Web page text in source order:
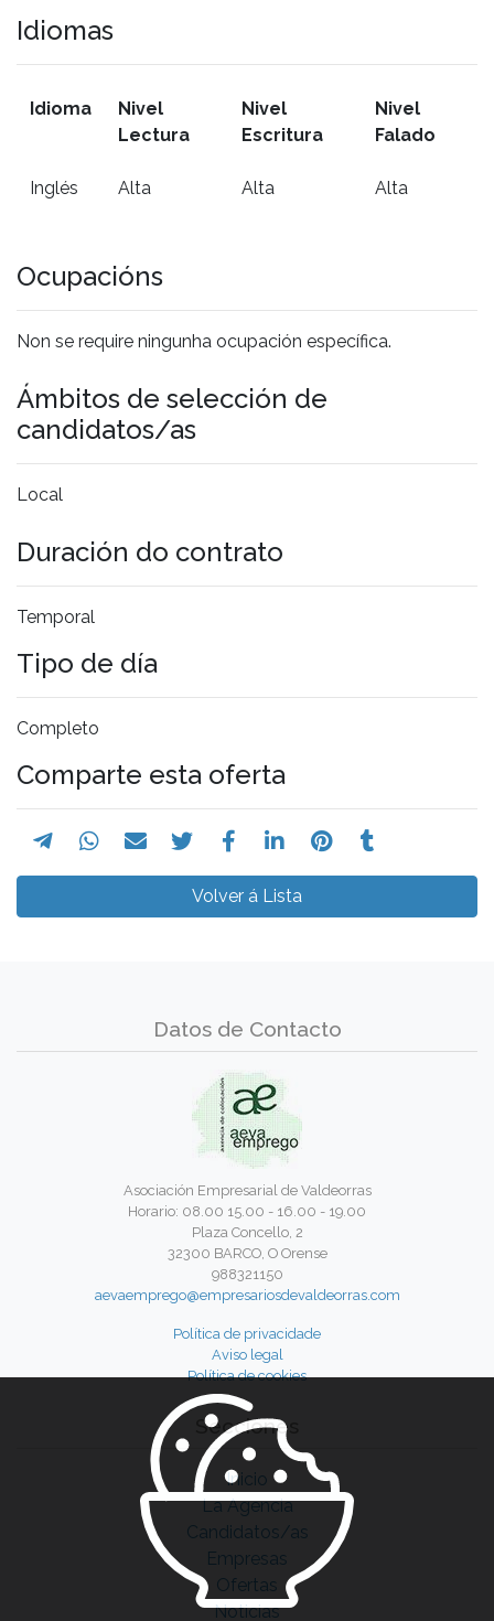
Idiomas
Idioma
Nivel
Lectura
Nivel
Escritura
Nivel
Falado
Inglés Alta Alta Alta
Ocupacións
Non se require ningunha ocupación específica.
Ámbitos de selección de
candidatos/as
Local
Duración do contrato
Temporal
Tipo de día
Completo
Comparte esta oferta
Volver á Lista
Datos de Contacto
Asociación Empresarial de Valdeorras
Horario: 08.00 15.00 - 16.00 - 19.00
Plaza Concello, 2
32300 BARCO, O Orense
988321150
aevaemprego@empresariosdevaldeorras.com
Política de privacidade
Aviso legal
Política de cookies
Secciones
Inicio
La Agencia
Candidatos/as
Empresas
Ofertas
Noticias